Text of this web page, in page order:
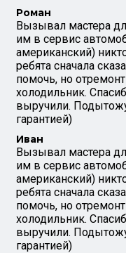
Роман
Вызывал мастера
им в сервис
американский)
ребята сначала
помочь, но
холодильник.
выручили.
гарантией)
Иван
Вызывал мастера
им в сервис
американский)
ребята сначала
помочь, но
холодильник.
выручили.
гарантией)